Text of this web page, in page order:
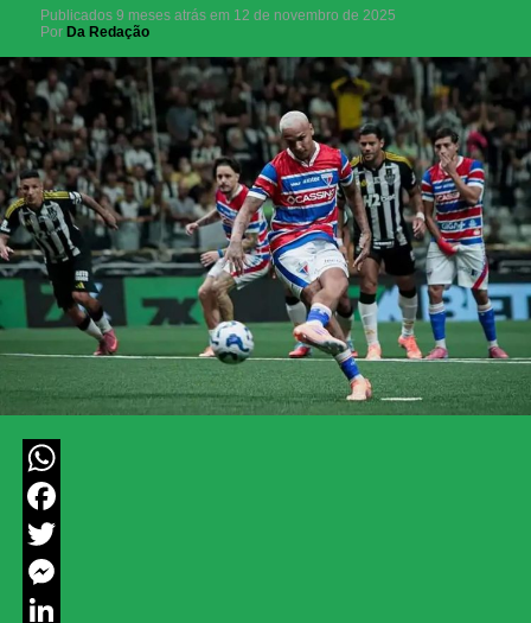
Publicados 9 meses atrás em 12 de novembro de 2025
Por Da Redação
WhatsApp
Facebook
Twitter
Messenger